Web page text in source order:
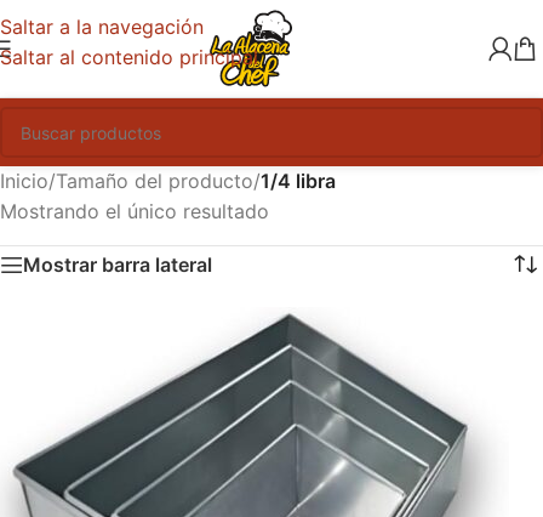
Saltar a la navegación
Saltar al contenido principal
Inicio/Tamaño del producto/1/4 libra
Mostrando el único resultado
Mostrar barra lateral